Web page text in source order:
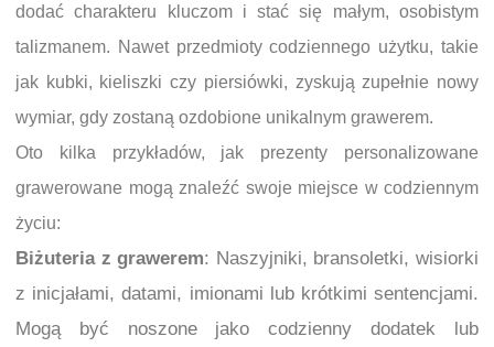
dodać charakteru kluczom i stać się małym, osobistym
talizmanem. Nawet przedmioty codziennego użytku, takie
jak kubki, kieliszki czy piersiówki, zyskują zupełnie nowy
wymiar, gdy zostaną ozdobione unikalnym grawerem.
Oto kilka przykładów, jak prezenty personalizowane
grawerowane mogą znaleźć swoje miejsce w codziennym
życiu:
Biżuteria z grawerem: Naszyjniki, bransoletki, wisiorki
z inicjałami, datami, imionami lub krótkimi sentencjami.
Mogą być noszone jako codzienny dodatek lub